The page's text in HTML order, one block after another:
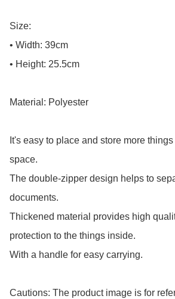
Size:
• Width: 39cm
• Height: 25.5cm
Material: Polyester
It's easy to place and store more
space.
The double-zipper design helps to
documents.
Thickened material provides high
protection to the things inside.
With a handle for easy carrying.
Cautions: The product image is for